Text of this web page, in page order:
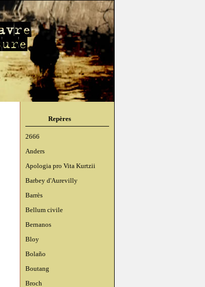
Repères
2666
Anders
Apologia pro Vita Kurtzii
Barbey d'Aurevilly
Barrès
Bellum civile
Bernanos
Bloy
Bolaño
Boutang
Broch